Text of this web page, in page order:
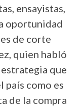
ensayistas,
oportunidad
de corte
quien habló
que
país como es
de la compra